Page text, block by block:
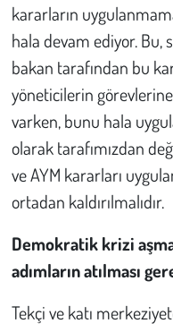
kararların
hala devam ediyor. Bu,
bakan tarafından bu
yöneticilerin
varken, bunu hala
olarak tarafımızdan
ve AYM kararları
ortadan kaldırılmalıdır.
Demokratik krizi
adımların atılması
Tekçi ve katı